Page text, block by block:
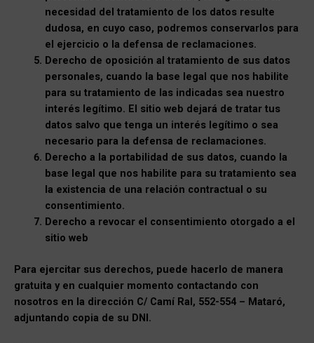
necesidad del tratamiento de los datos resulte
dudosa, en cuyo caso, podremos conservarlos para
el ejercicio o la defensa de reclamaciones.
Derecho de oposición al tratamiento de sus datos
personales, cuando la base legal que nos habilite
para su tratamiento de las indicadas sea nuestro
interés legítimo. El sitio web dejará de tratar tus
datos salvo que tenga un interés legítimo o sea
necesario para la defensa de reclamaciones.
Derecho a la portabilidad de sus datos, cuando la
base legal que nos habilite para su tratamiento sea
la existencia de una relación contractual o su
consentimiento.
Derecho a revocar el consentimiento otorgado a el
sitio web
Para ejercitar sus derechos, puede hacerlo de manera
gratuita y en cualquier momento contactando con
nosotros en la dirección C/ Camí Ral, 552-554 – Mataró,
adjuntando copia de su DNI.